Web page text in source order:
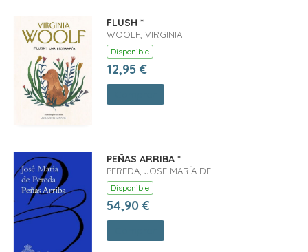
FLUSH *
WOOLF, VIRGINIA
Disponible
12,95 €
PEÑAS ARRIBA *
PEREDA, JOSÉ MARÍA DE
Disponible
54,90 €